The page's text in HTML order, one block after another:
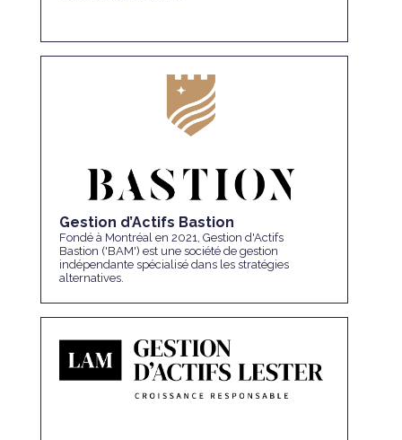
Gestion d’Actifs Bastion
Fondé à Montréal en 2021, Gestion d'Actifs
Bastion ('BAM') est une société de gestion
indépendante spécialisé dans les stratégies
alternatives.